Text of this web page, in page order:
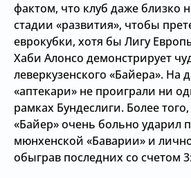
фактом, что клуб даже близко
стадии «развития», чтобы
еврокубки, хотя бы Лигу
Хаби Алонсо демонстрирует
леверкузенского «Байера».
«аптекари» не проиграли ни
рамках Бундеслиги. Более
«Байер» очень больно ударил
мюнхенской «Баварии» и
обыграв последних со счетом